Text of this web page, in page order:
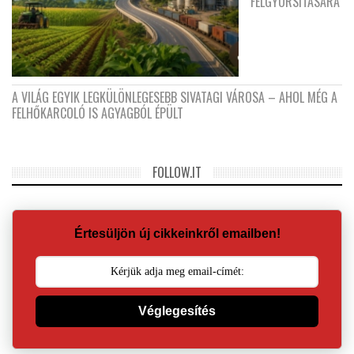
A VILÁG EGYIK LEGKÜLÖNLEGESEBB SIVATAGI VÁROSA – AHOL MÉG A
FELHŐKARCOLÓ IS AGYAGBÓL ÉPÜLT
FOLLOW.IT
Értesüljön új cikkeinkről emailben!
Véglegesítés